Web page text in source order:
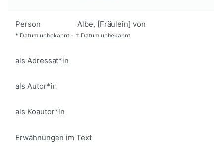
Person Albe, [Fräulein] von
* Datum unbekannt - † Datum unbekannt
als Adressat*in
als Autor*in
als Koautor*in
Erwähnungen im Text